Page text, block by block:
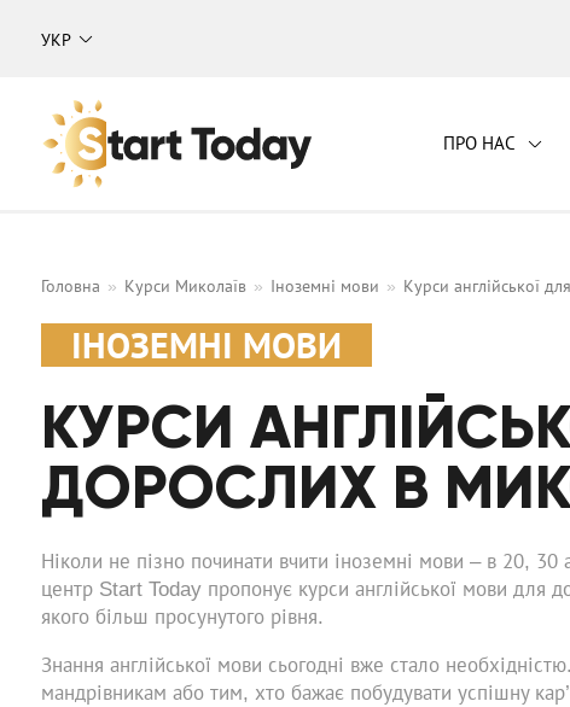
УКР
Навчальний центр "Start Today"
ПРО НАС
Головна Курси Миколаїв Іноземні мови Курси англійської
ІНОЗЕМНІ МОВИ
КУРСИ
ДОРОСЛИХ В
Ніколи не пізно починати вчити іноземні мови – в 20, 30
центр Start Today пропонує курси англійської мови для
якого більш просунутого рівня.
Знання англійської мови сьогодні вже стало
мандрівникам або тим, хто бажає побудувати успішну